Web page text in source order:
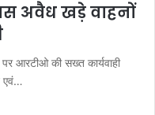
अवैध खड़े वाहनों
आरटीओ की सख्त कार्यवाही
एवं…